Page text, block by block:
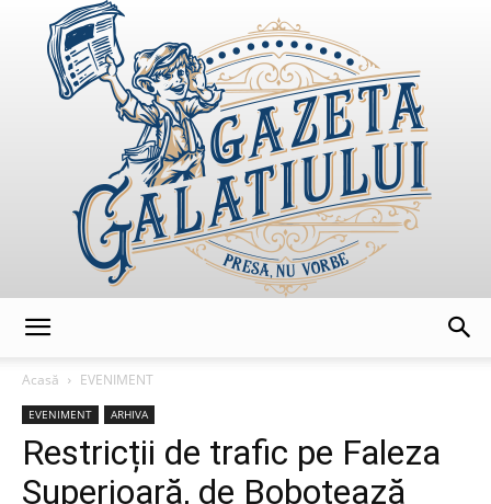
Acasă
EVENIMENT
EVENIMENT ARHIVA
Restricții de trafic pe Faleza
Superioară, de Bobotează